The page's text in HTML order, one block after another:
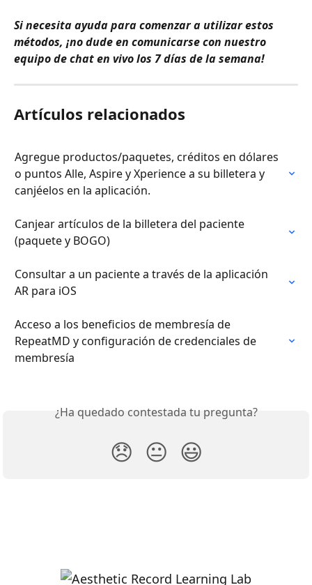
Si necesita ayuda para comenzar a utilizar estos
métodos, ¡no dude en comunicarse con nuestro
equipo de chat en vivo los 7 días de la semana!
Artículos relacionados
Agregue productos/paquetes, créditos en dólares
o puntos Alle, Aspire y Xperience a su billetera y
canjéelos en la aplicación.
Canjear artículos de la billetera del paciente
(paquete y BOGO)
Consultar a un paciente a través de la aplicación
AR para iOS
Acceso a los beneficios de membresía de
RepeatMD y configuración de credenciales de
membresía
¿Ha quedado contestada tu pregunta?
😞 😐 😃